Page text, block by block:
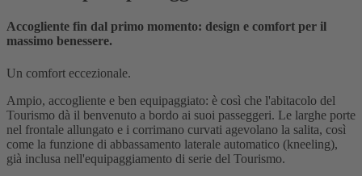
Accogliente fin dal primo momento: design e comfort per il
massimo benessere.
Un comfort eccezionale.
Ampio, accogliente e ben equipaggiato: è così che l'abitacolo del
Tourismo dà il benvenuto a bordo ai suoi passeggeri. Le larghe porte
nel frontale allungato e i corrimano curvati agevolano la salita, così
come la funzione di abbassamento laterale automatico (kneeling),
già inclusa nell'equipaggiamento di serie del Tourismo.